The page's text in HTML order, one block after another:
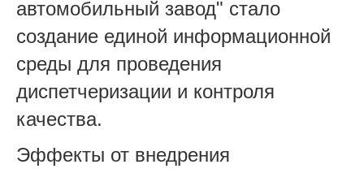
автомобильный завод" стало
создание единой информационной
среды для проведения
диспетчеризации и контроля
качества.
Эффекты от внедрения